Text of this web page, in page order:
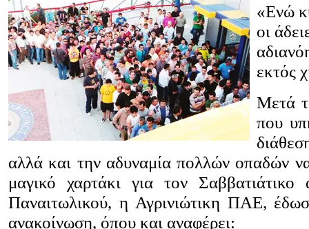
«Ενώ
οι
εκτός
Μετά
που
αλλά και την αδυναμία πολλών οπαδών
μαγικό χαρτάκι για τον
Παναιτωλικού, η Αγρινιώτικη ΠΑΕ,
ανακοίνωση, όπου και αναφέρει: